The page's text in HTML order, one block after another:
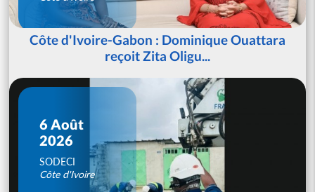
Côte d'Ivoire-Gabon : Dominique Ouattara
reçoit Zita Oligu...
6 Août
2026
SODECI
Côte d'Ivoire